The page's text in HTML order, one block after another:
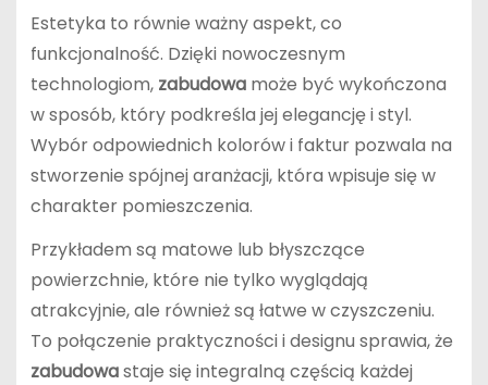
Estetyka to równie ważny aspekt, co
funkcjonalność. Dzięki nowoczesnym
technologiom, zabudowamoże być wykończona
w sposób, który podkreśla jej elegancję i styl.
Wybór odpowiednich kolorów i faktur pozwala na
stworzenie spójnej aranżacji, która wpisuje się w
charakter pomieszczenia.
Przykładem są matowe lub błyszczące
powierzchnie, które nie tylko wyglądają
atrakcyjnie, ale również są łatwe w czyszczeniu.
To połączenie praktyczności i designu sprawia, że
zabudowastaje się integralną częścią każdej